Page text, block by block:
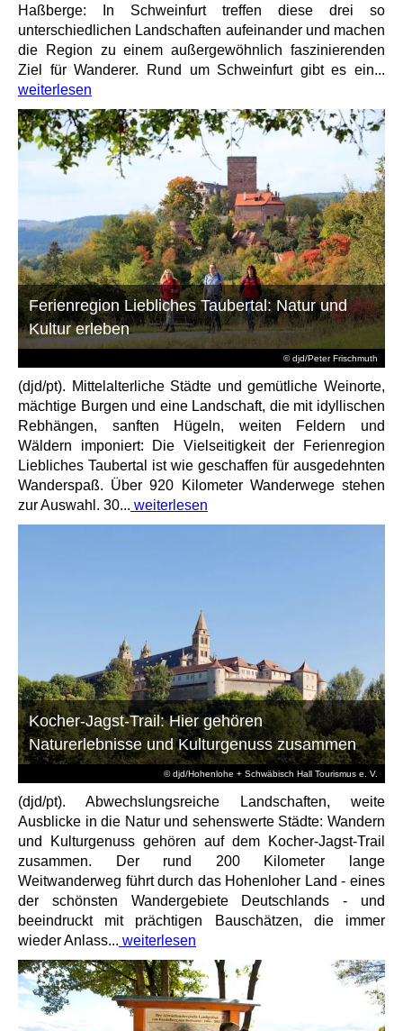
Haßberge: In Schweinfurt treffen diese drei so
unterschiedlichen Landschaften aufeinander und machen
die Region zu einem außergewöhnlich faszinierenden
Ziel für Wanderer. Rund um Schweinfurt gibt es ein...
weiterlesen
© djd/Peter Frischmuth
Ferienregion Liebliches Taubertal: Natur und
Kultur erleben
(djd/pt). Mittelalterliche Städte und gemütliche Weinorte,
mächtige Burgen und eine Landschaft, die mit idyllischen
Rebhängen, sanften Hügeln, weiten Feldern und
Wäldern imponiert: Die Vielseitigkeit der Ferienregion
Liebliches Taubertal ist wie geschaffen für ausgedehnten
Wanderspaß. Über 920 Kilometer Wanderwege stehen
zur Auswahl. 30... weiterlesen
© djd/Hohenlohe + Schwäbisch Hall Tourismus e. V.
Kocher-Jagst-Trail: Hier gehören
Naturerlebnisse und Kulturgenuss zusammen
(djd/pt). Abwechslungsreiche Landschaften, weite
Ausblicke in die Natur und sehenswerte Städte: Wandern
und Kulturgenuss gehören auf dem Kocher-Jagst-Trail
zusammen. Der rund 200 Kilometer lange
Weitwanderweg führt durch das Hohenloher Land - eines
der schönsten Wandergebiete Deutschlands - und
beeindruckt mit prächtigen Bauschätzen, die immer
wieder Anlass... weiterlesen